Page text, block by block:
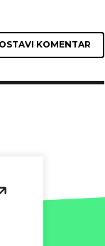
OSTAVI KOMENTAR